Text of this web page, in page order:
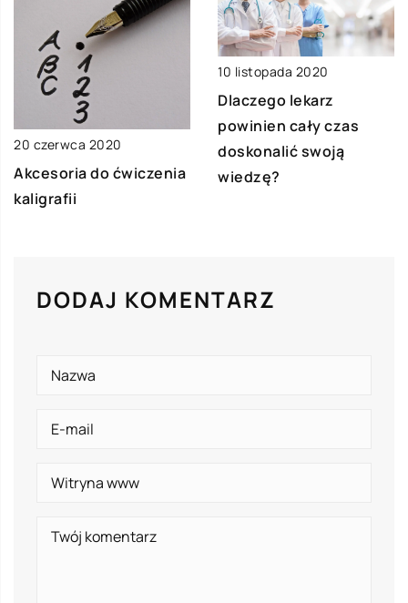
20 czerwca 2020
Akcesoria do ćwiczenia
kaligrafii
10 listopada 2020
Dlaczego lekarz
powinien cały czas
doskonalić swoją
wiedzę?
DODAJ KOMENTARZ